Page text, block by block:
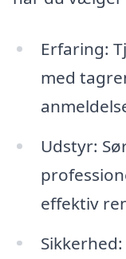
Erfaring:
med
Udstyr:
effektiv